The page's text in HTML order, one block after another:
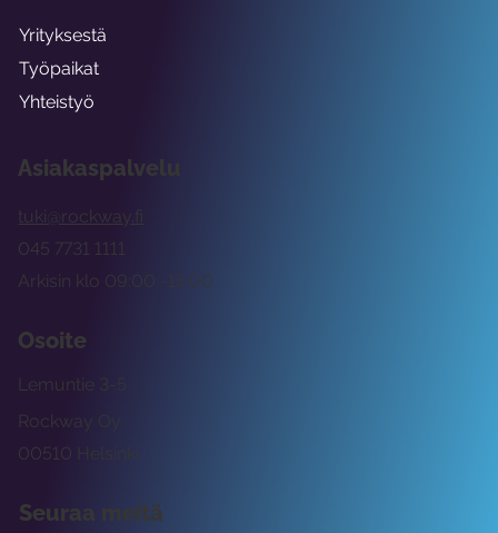
Asiakaspalvelu
tuki@rockway.fi
Arkisin klo 09:00 -15:00
045 7731 1111
Osoite
Rockway Oy
Lemuntie 3-5
00510 Helsinki
Seuraa meitä
Yrityksestä
Työpaikat
Yhteistyö